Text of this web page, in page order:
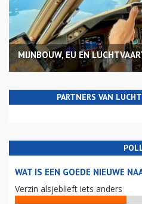
MIJNBOUW, EU EN
PARTNERS VAN
WAT IS EEN GOEDE NIEUWE
Verzin alsjeblieft iets anders